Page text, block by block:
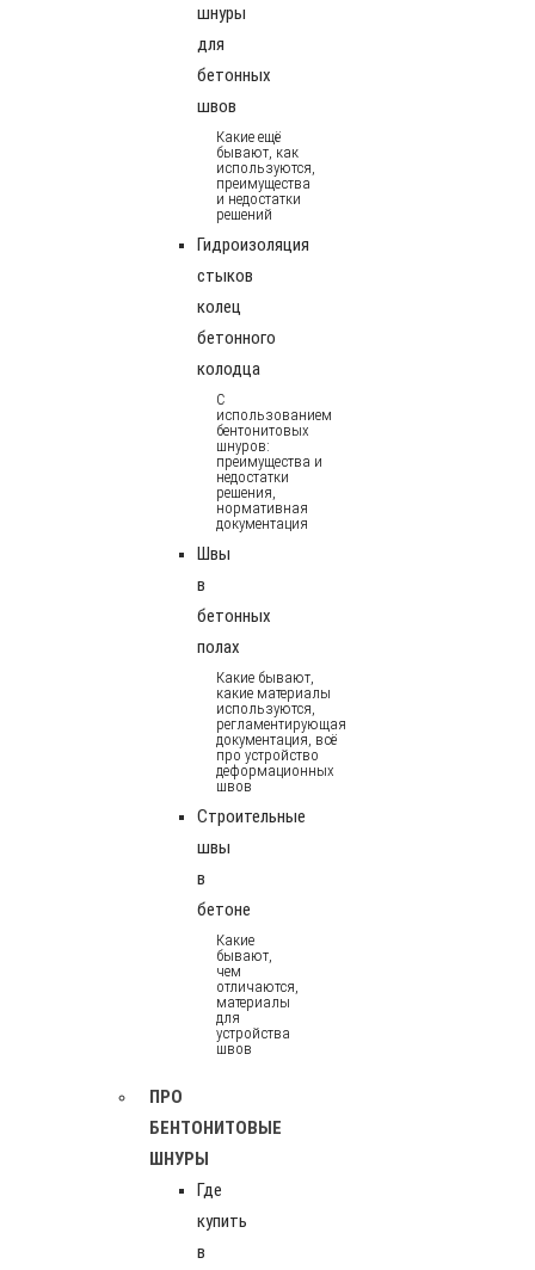
шнуры
для
бетонных
швов
Какие ещё
бывают, как
используются,
преимущества
и недостатки
решений
Гидроизоляция
стыков
колец
бетонного
колодца
С
использованием
бентонитовых
шнуров:
преимущества и
недостатки
решения,
нормативная
документация
Швы
в
бетонных
полах
Какие бывают,
какие материалы
используются,
регламентирующая
документация, всё
про устройство
деформационных
швов
Строительные
швы
в
бетоне
Какие
бывают,
чем
отличаются,
материалы
для
устройства
швов
ПРО
БЕНТОНИТОВЫЕ
ШНУРЫ
Где
купить
в